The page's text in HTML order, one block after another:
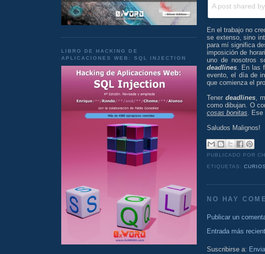
LIBRO DE HACKING DE
APLICACIONES WEB: SQL INJECTION
A post shared by
En el trabajo no
se extenso, sino
para mí significa
imposición de
uno de nosotros
deadlines . En las
evento, el día de
que comienza el
Tener deadlines,
como dibujan. O
cosas bonitas .
Saludos Malignos!
PUBLICADO POR
ETIQUETAS:
NO HAY
Publicar un
Entrada más
Suscribirse a: